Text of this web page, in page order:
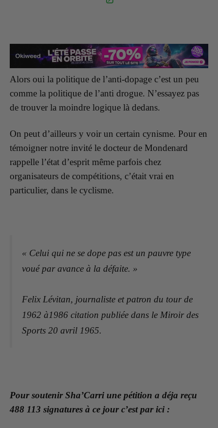
Alors oui la politique de l’anti-dopage c’est un peu
comme la politique de l’anti drogue. N’essayez pas
de trouver la moindre logique là dedans.
On peut d’ailleurs y voir un certain cynisme. Pour en
témoigner notre invité le docteur de Mondenard
rappelle l’état d’esprit même parfois chez
organisateurs de compétitions, c’était vrai en
particulier, dans le cyclisme.
« Celui qui ne se dope pas est un pauvre type
voué par avance à la défaite. »
Felix Lévitan, journaliste et patron du tour de
1962 à1986 citation publiée dans le Miroir des
Sports 20 avril 1965.
Pour soutenir Sha’Carri une pétition a déja reçu
488 113 signatures à ce jour c’est par ici :